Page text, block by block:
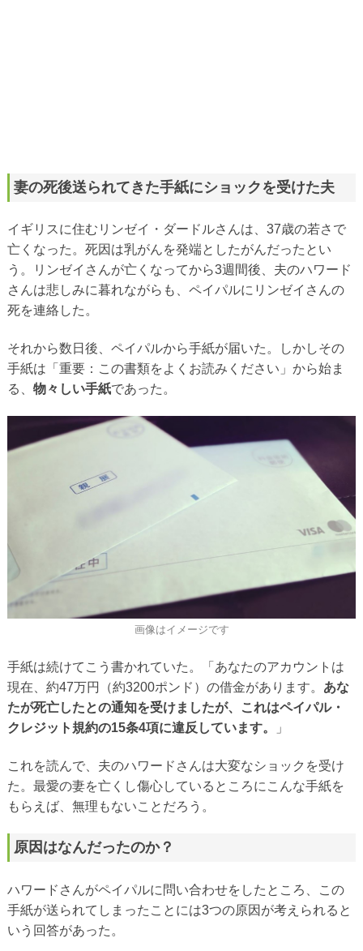
妻の死後送られてきた手紙にショックを受けた夫
イギリスに住むリンゼイ・ダードルさんは、37歳の若さで
亡くなった。死因は乳がんを発端としたがんだったとい
う。リンゼイさんが亡くなってから3週間後、夫のハワード
さんは悲しみに暮れながらも、ペイパルにリンゼイさんの
死を連絡した。
それから数日後、ペイパルから手紙が届いた。しかしその
手紙は「重要：この書類をよくお読みください」から始ま
る、 物々しい手紙であった。
画像はイメージです
手紙は続けてこう書かれていた。「あなたのアカウントは
現在、約47万円（約3200ポンド）の借金があります。 あな
たが死亡したとの通知を受けましたが、これはペイパル・
クレジット規約の15条4項に違反しています。
」
これを読んで、夫のハワードさんは大変なショックを受け
た。最愛の妻を亡くし傷心しているところにこんな手紙を
もらえば、無理もないことだろう。
原因はなんだったのか？
ハワードさんがペイパルに問い合わせをしたところ、この
手紙が送られてしまったことには3つの原因が考えられると
いう回答があった。